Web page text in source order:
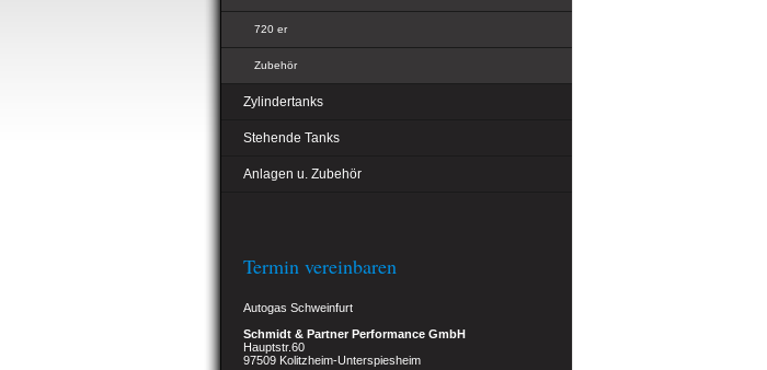
720 er
Zubehör
Zylindertanks
Stehende Tanks
Anlagen u. Zubehör
Termin vereinbaren
Autogas Schweinfurt
Schmidt & Partner Performance GmbH
Hauptstr.60
97509 Kolitzheim-Unterspiesheim